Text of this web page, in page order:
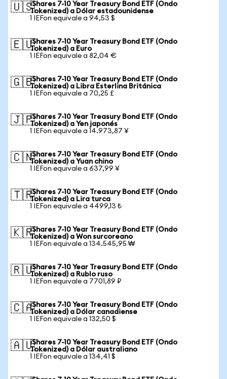
🇺🇸iShares 7-10 Year Treasury Bond ETF (Ondo
Tokenized) a Dólar estadounidense
1 IEFon equivale a 94,53 $
🇪🇺iShares 7-10 Year Treasury Bond ETF (Ondo
Tokenized) a Euro
1 IEFon equivale a 82,04 €
🇬🇧iShares 7-10 Year Treasury Bond ETF (Ondo
Tokenized) a Libra Esterlina Británica
1 IEFon equivale a 70,25 £
🇯🇵iShares 7-10 Year Treasury Bond ETF (Ondo
Tokenized) a Yen japonés
1 IEFon equivale a 14.973,87 ¥
🇨🇳iShares 7-10 Year Treasury Bond ETF (Ondo
Tokenized) a Yuan chino
1 IEFon equivale a 637,99 ¥
🇹🇷iShares 7-10 Year Treasury Bond ETF (Ondo
Tokenized) a Lira turca
1 IEFon equivale a 4499,13 ₺
🇰🇷iShares 7-10 Year Treasury Bond ETF (Ondo
Tokenized) a Won surcoreano
1 IEFon equivale a 134.545,95 ₩
🇷🇺iShares 7-10 Year Treasury Bond ETF (Ondo
Tokenized) a Rublo ruso
1 IEFon equivale a 7701,89 ₽
🇨🇦iShares 7-10 Year Treasury Bond ETF (Ondo
Tokenized) a Dólar canadiense
1 IEFon equivale a 132,50 $
🇦🇺iShares 7-10 Year Treasury Bond ETF (Ondo
Tokenized) a Dólar australiano
1 IEFon equivale a 134,41 $